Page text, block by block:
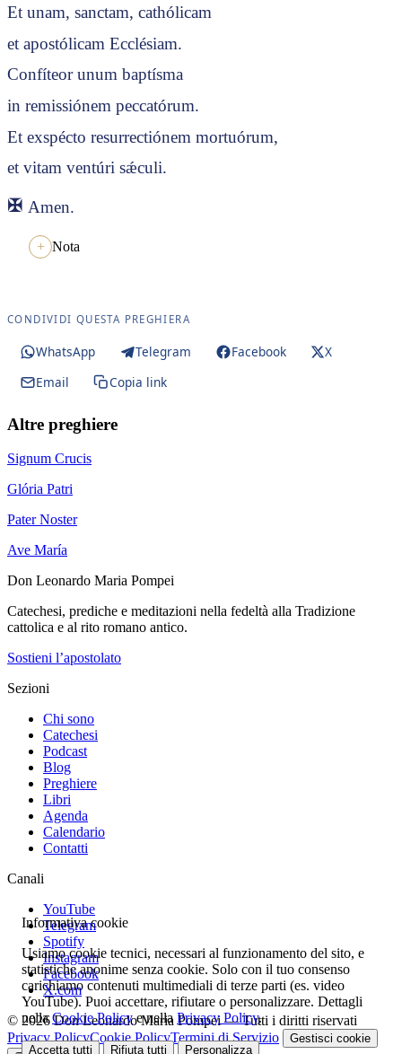
Et unam, sanctam, cathólicam
et apostólicam Ecclésiam.
Confíteor unum baptísma
in remissiónem peccatórum.
Et exspécto resurrectiónem mortuórum,
et vitam ventúri sǽculi.
✠ Amen.
Nota
CONDIVIDI QUESTA PREGHIERA
WhatsApp Telegram Facebook
X
Email
Copia link
Altre preghiere
Signum Crucis
Glória Patri
Pater Noster
Ave María
Don Leonardo Maria Pompei
Catechesi, prediche e meditazioni nella fedeltà alla Tradizione
cattolica e al rito romano antico.
Sostieni l’apostolato
Sezioni
Chi sono
Catechesi
Podcast
Blog
Preghiere
Libri
Agenda
Calendario
Contatti
Canali
YouTube
Telegram
Spotify
Instagram
Facebook
X.com
© 2026 Don Leonardo Maria Pompei — Tutti i diritti riservati
Privacy PolicyCookie PolicyTermini di Servizio Gestisci cookie
Informativa cookie
Usiamo cookie tecnici, necessari al funzionamento del sito, e
statistiche anonime senza cookie. Solo con il tuo consenso
carichiamo contenuti multimediali di terze parti (es. video
YouTube). Puoi accettare, rifiutare o personalizzare. Dettagli
nellaCookie Policye nella Privacy Policy.
Accetta tutti Rifiuta tutti Personalizza